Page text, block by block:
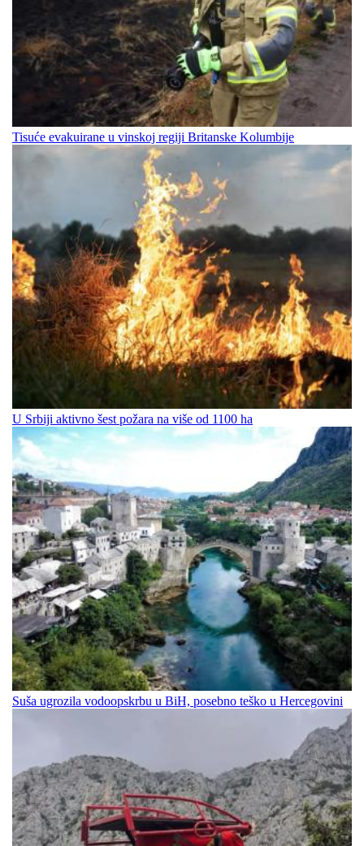
Tisuće evakuirane u vinskoj regiji Britanske Kolumbije
U Srbiji aktivno šest požara na više od 1100 ha
Suša ugrozila vodoopskrbu u BiH, posebno teško u Hercegovini